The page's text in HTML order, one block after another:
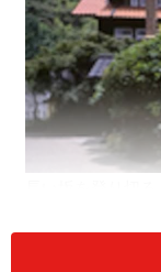
京都駅からJR京